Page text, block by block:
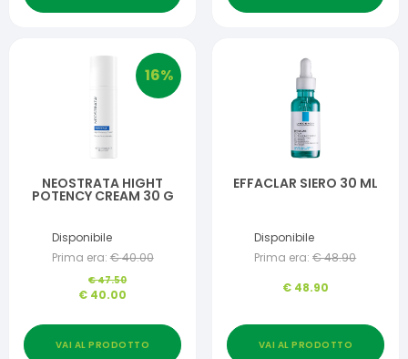
16%
NEOSTRATA HIGHT
POTENCY CREAM 30 G
Disponibile
Prima era: €40.00
€47.50
€ 40.00
VAI AL PRODOTTO
EFFACLAR SIERO 30 ML
Disponibile
Prima era: €48.90
€ 48.90
VAI AL PRODOTTO